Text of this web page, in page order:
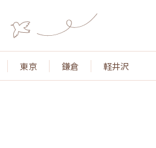
東京 鎌倉 軽井沢